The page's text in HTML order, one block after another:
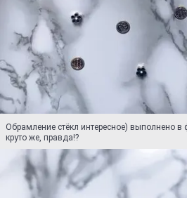
Обрамление стёкл интересное) выполнено в
круто же, правда!?